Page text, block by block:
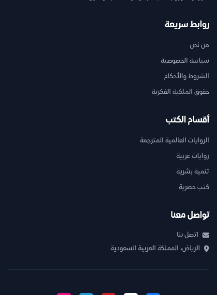
روابط سريعة
من نحن
سياسة الخصوصية
الشروط والأحكام
حقوق الملكية الفكرية
أقسام الكتب
الروايات العالمية المترجمة
روايات عربية
تنمية بشرية
كتب حصرية
تواصل معنا
اتصل بنا
الرياض، المملكة العربية السعودية